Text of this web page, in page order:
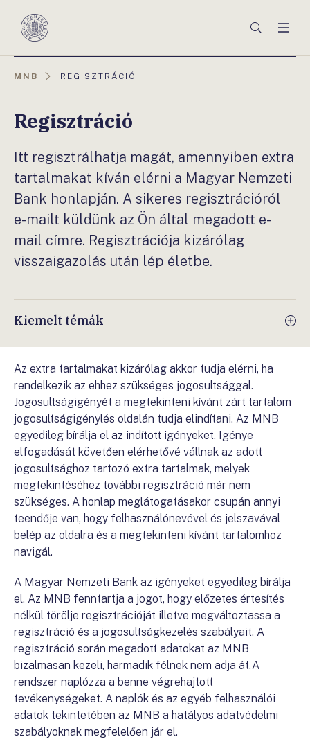
Magyar
Keresés
MNB
AKTUÁLIS
REGISZTRÁCIÓ
Regisztráció
Itt regisztrálhatja magát, amennyiben extra
tartalmakat kíván elérni a Magyar Nemzeti
Bank honlapján. A sikeres regisztrációról
e-mailt küldünk az Ön által megadott e-
mail címre. Regisztrációja kizárólag
visszaigazolás után lép életbe.
Kiemelt témák
Az extra tartalmakat kizárólag akkor tudja elérni, ha
rendelkezik az ehhez szükséges jogosultsággal.
Jogosultságigényét a megtekinteni kívánt zárt tartalom
jogosultságigénylés oldalán tudja elindítani. Az MNB
egyedileg bírálja el az indított igényeket. Igénye
elfogadását követően elérhetővé vállnak az adott
jogosultsághoz tartozó extra tartalmak, melyek
megtekintéséhez további regisztráció már nem
szükséges. A honlap meglátogatásakor csupán annyi
teendője van, hogy felhasználónevével és jelszavával
belép az oldalra és a megtekinteni kívánt tartalomhoz
navigál.
A Magyar Nemzeti Bank az igényeket egyedileg bírálja
el. Az MNB fenntartja a jogot, hogy előzetes értesítés
nélkül törölje regisztrációját illetve megváltoztassa a
regisztráció és a jogosultságkezelés szabályait. A
regisztráció során megadott adatokat az MNB
bizalmasan kezeli, harmadik félnek nem adja át.A
rendszer naplózza a benne végrehajtott
tevékenységeket. A naplók és az egyéb felhasználói
adatok tekintetében az MNB a hatályos adatvédelmi
szabályoknak megfelelően jár el.